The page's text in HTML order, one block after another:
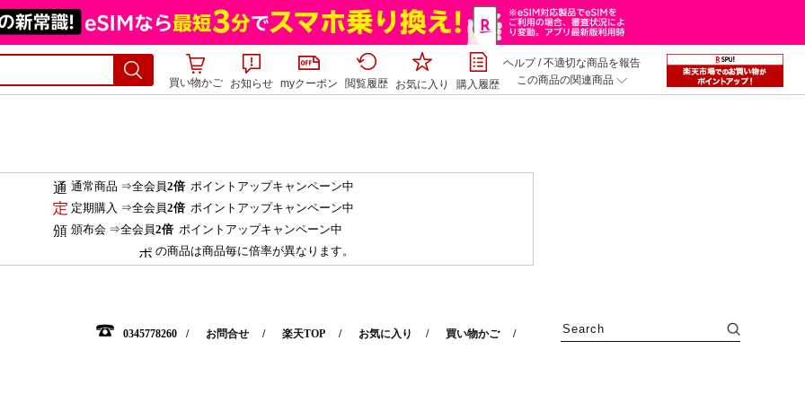
買い物かご お知らせ myクーポン 閲覧履歴 お気に入り 購入履歴
ヘルプ/不適切な商品を報告
この商品の関連商品
通常商品 ⇒全会員2倍ポイントアップキャンペーン中
定期購入 ⇒全会員2倍ポイントアップキャンペーン中
頒布会 ⇒全会員2倍ポイントアップキャンペーン中
の商品は商品毎に倍率が異なります。
0345778260 お問合せ 楽天TOP お気に入り 買い物かご